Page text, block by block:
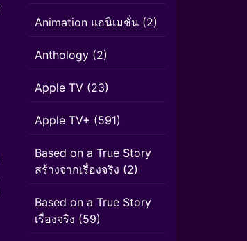
Animation แอนิเมชั่น (2)
Anthology (2)
Apple TV (23)
Apple TV+ (591)
Based on a True Story
สร้างจากเรื่องจริง (2)
Based on a True Story
เรื่องจริง (59)